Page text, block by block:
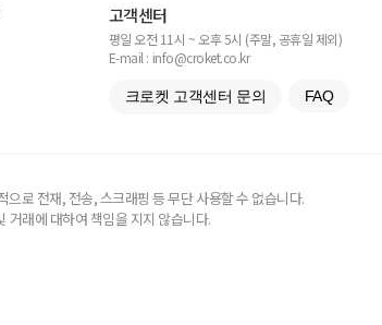
고객센터
평일 오전 11시 ~ 오후 5시 (주말, 공휴일 제외)
E-mail : info@croket.co.kr
크로켓 고객센터 문의 FAQ
로 전재, 전송, 스크래핑 등 무단 사용할 수 없습니다.
래에 대하여 책임을 지지 않습니다.